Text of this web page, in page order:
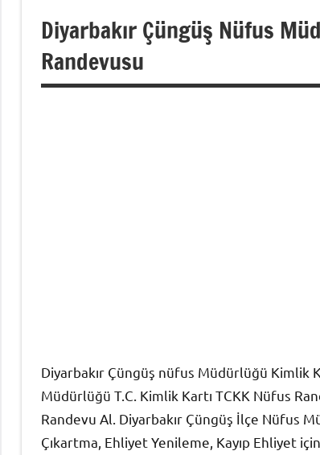
Diyarbakır Çüngüş Nüfus
Randevusu
Diyarbakır Çüngüş nüfus Müdürlüğü Kimlik
Müdürlüğü T.C. Kimlik Kartı TCKK Nüfus
Randevu Al. Diyarbakır Çüngüş İlçe Nüfus
Çıkartma, Ehliyet Yenileme, Kayıp Ehliyet